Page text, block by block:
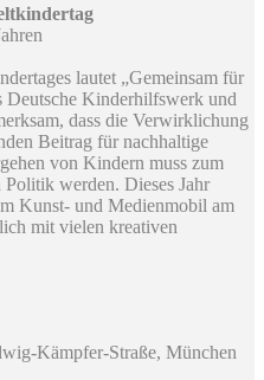
lautet „Gemeinsam für
Deutsche Kinderhilfswerk und
dass die Verwirklichung
Beitrag für nachhaltige
von Kindern muss zum
werden. Dieses Jahr
Kunst- und Medienmobil am
mit vielen kreativen
Kämpfer-Straße, München